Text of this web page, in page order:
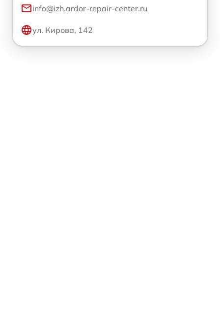
info@izh.ardor-repair-center.ru
ул. Кирова, 142